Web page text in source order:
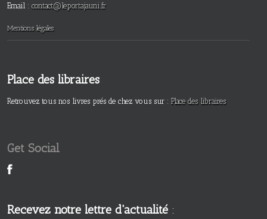
Email : contact@leportajauni.fr
Mentions légales
Place des libraires
Retrouvez tous nos livres prés de chez vous sur : Place des libraires
Get Social
Recevez notre lettre d'actualité :